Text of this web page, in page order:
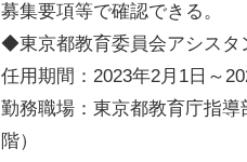
募集要項等で確認できる。
◆東京都教育委員会アシスタ
任用期間：2023年2月1日～
勤務職場：東京都教育庁指
階）